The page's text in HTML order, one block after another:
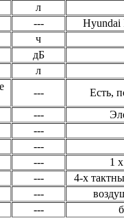
л
---
Hyundai
ч
дБ
л
---
Есть,
---
---
---
---
1
---
4-х
---
---